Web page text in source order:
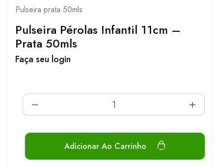
Pulseira prata 50mls
Pulseira Pérolas Infantil 11cm –
Prata 50mls
Faça seu login
Adicionar Ao Carrinho